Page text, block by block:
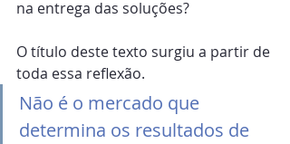
na entrega das soluções?
O título deste texto surgiu a partir de
toda essa reflexão.
Não é o mercado que
determina os resultados de